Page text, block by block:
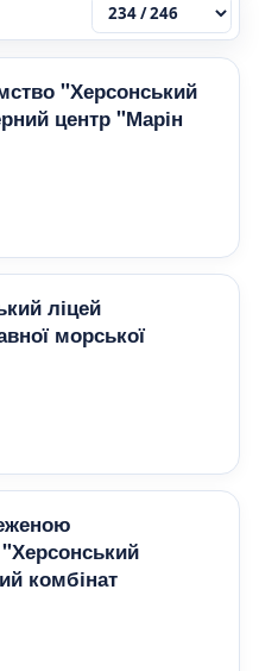
"Херсонський
центр "Марін
ліцей
морської
комбінат